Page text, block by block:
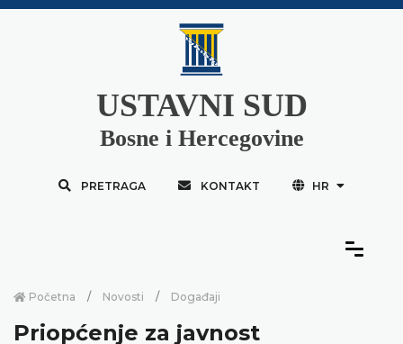
USTAVNI SUD
Bosne i Hercegovine
PRETRAGA KONTAKT HR
Početna Novosti Događaji
Priopćenje za javnost